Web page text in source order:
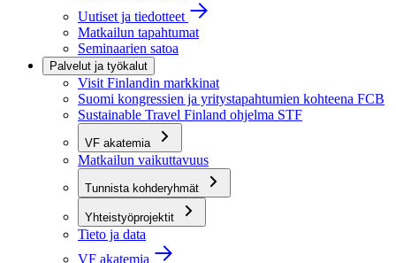
Uutiset ja tiedotteet
Matkailun tapahtumat
Seminaarien satoa
Palvelut ja työkalut
Visit Finlandin markkinat
Suomi kongressien ja yritystapahtumien kohteena FCB
Sustainable Travel Finland ohjelma STF
VF akatemia
Matkailun vaikuttavuus
Tunnista kohderyhmät
Yhteistyöprojektit
Tieto ja data
VF akatemia